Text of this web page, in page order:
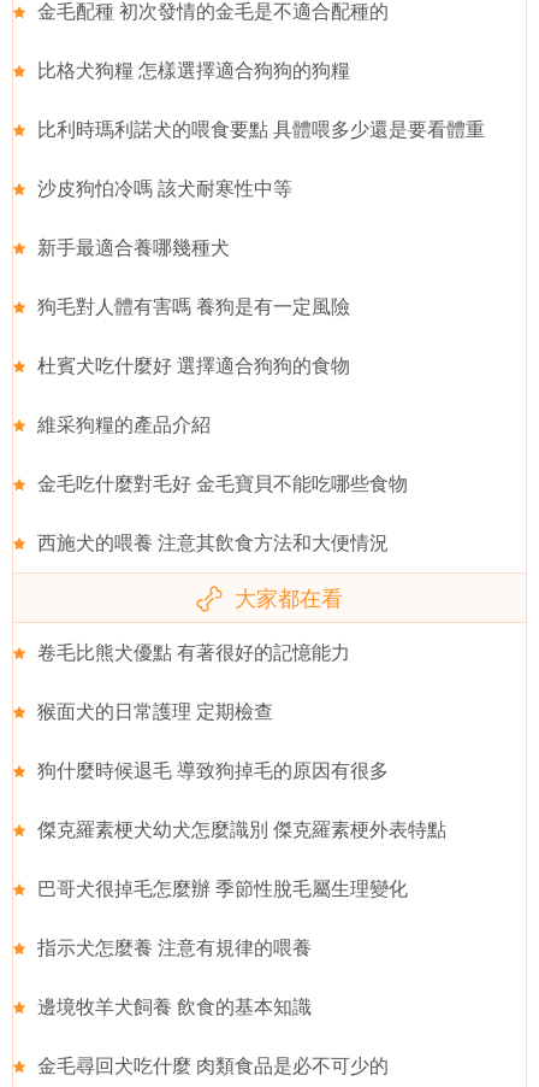
金毛配種 初次發情的金毛是不適合配種的
比格犬狗糧 怎樣選擇適合狗狗的狗糧
比利時瑪利諾犬的喂食要點 具體喂多少還是要看體重
沙皮狗怕冷嗎 該犬耐寒性中等
新手最適合養哪幾種犬
狗毛對人體有害嗎 養狗是有一定風險
杜賓犬吃什麼好 選擇適合狗狗的食物
維采狗糧的產品介紹
金毛吃什麼對毛好 金毛寶貝不能吃哪些食物
西施犬的喂養 注意其飲食方法和大便情況
大家都在看
卷毛比熊犬優點 有著很好的記憶能力
猴面犬的日常護理 定期檢查
狗什麼時候退毛 導致狗掉毛的原因有很多
傑克羅素梗犬幼犬怎麼識別 傑克羅素梗外表特點
巴哥犬很掉毛怎麼辦 季節性脫毛屬生理變化
指示犬怎麼養 注意有規律的喂養
邊境牧羊犬飼養 飲食的基本知識
金毛尋回犬吃什麼 肉類食品是必不可少的